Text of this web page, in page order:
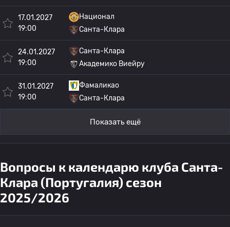
17.01.2027
19:00
Национал
Санта-Клара
24.01.2027
19:00
Санта-Клара
Академико Виейру
31.01.2027
19:00
Фамаликао
Санта-Клара
Показать ещё
Вопросы к календарю клуба Санта-
Клара (Португалия) сезон
2025/2026